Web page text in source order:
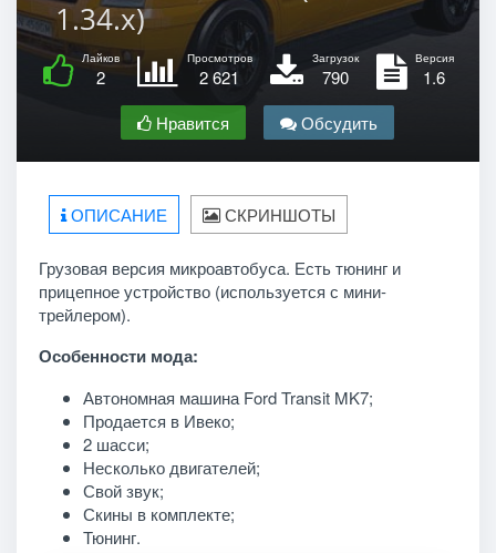
1.34.x)
Лайков
2
Просмотров
2 621
Загрузок
790
Версия
1.6
Нравится
Обсудить
ОПИСАНИЕ СКРИНШОТЫ
Грузовая версия микроавтобуса. Есть тюнинг и
прицепное устройство (используется с мини-
трейлером).
Особенности мода:
Автономная машина Ford Transit MK7;
Продается в Ивеко;
2 шасси;
Несколько двигателей;
Свой звук;
Скины в комплекте;
Тюнинг.